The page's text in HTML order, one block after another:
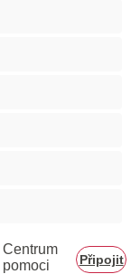
Centrum
pomoci
Připojit